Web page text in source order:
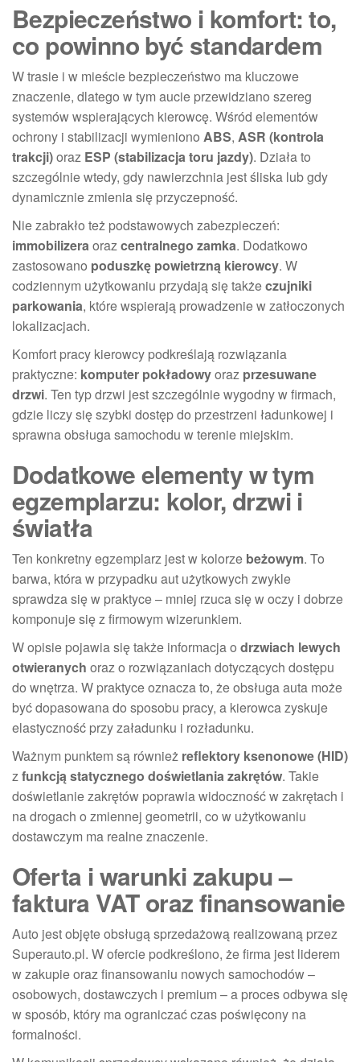
Bezpieczeństwo i komfort: to,
co powinno być standardem
W trasie i w mieście bezpieczeństwo ma kluczowe
znaczenie, dlatego w tym aucie przewidziano szereg
systemów wspierających kierowcę. Wśród elementów
ochrony i stabilizacji wymieniono ABS, ASR (kontrola
trakcji)oraz ESP (stabilizacja toru jazdy). Działa to
szczególnie wtedy, gdy nawierzchnia jest śliska lub gdy
dynamicznie zmienia się przyczepność.
Nie zabrakło też podstawowych zabezpieczeń:
immobilizeraorazcentralnego zamka. Dodatkowo
zastosowano poduszkę powietrzną kierowcy. W
codziennym użytkowaniu przydają się takżeczujniki
parkowania, które wspierają prowadzenie w zatłoczonych
lokalizacjach.
Komfort pracy kierowcy podkreślają rozwiązania
praktyczne: komputer pokładowyoraz przesuwane
drzwi. Ten typ drzwi jest szczególnie wygodny w firmach,
gdzie liczy się szybki dostęp do przestrzeni ładunkowej i
sprawna obsługa samochodu w terenie miejskim.
Dodatkowe elementy w tym
egzemplarzu: kolor, drzwi i
światła
Ten konkretny egzemplarz jest w kolorze beżowym. To
barwa, która w przypadku aut użytkowych zwykle
sprawdza się w praktyce – mniej rzuca się w oczy i dobrze
komponuje się z firmowym wizerunkiem.
W opisie pojawia się także informacja o drzwiach lewych
otwieranych oraz o rozwiązaniach dotyczących dostępu
do wnętrza. W praktyce oznacza to, że obsługa auta może
być dopasowana do sposobu pracy, a kierowca zyskuje
elastyczność przy załadunku i rozładunku.
Ważnym punktem są również reflektory ksenonowe (HID)
zfunkcją statycznego doświetlania zakrętów. Takie
doświetlanie zakrętów poprawia widoczność w zakrętach i
na drogach o zmiennej geometrii, co w użytkowaniu
dostawczym ma realne znaczenie.
Oferta i warunki zakupu –
faktura VAT oraz finansowanie
Auto jest objęte obsługą sprzedażową realizowaną przez
Superauto.pl. W ofercie podkreślono, że firma jest liderem
w zakupie oraz finansowaniu nowych samochodów –
osobowych, dostawczych i premium – a proces odbywa się
w sposób, który ma ograniczać czas poświęcony na
formalności.